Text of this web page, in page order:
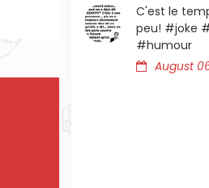
PETITE BLAGUE DE
C'est le
peu! #joke
#humour
August